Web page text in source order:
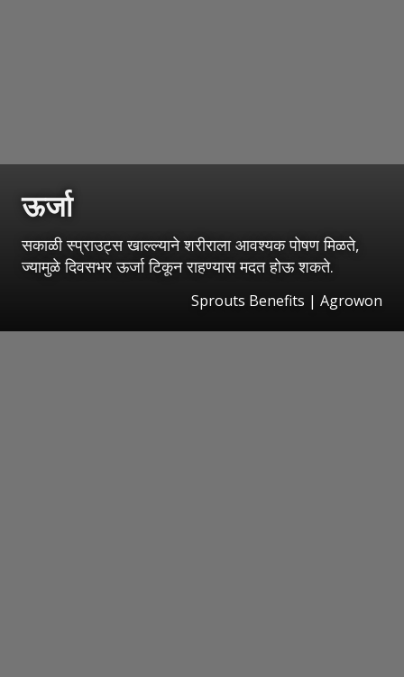
ऊर्जा
सकाळी स्प्राउट्स खाल्ल्याने शरीराला आवश्यक पोषण मिळते,
ज्यामुळे दिवसभर ऊर्जा टिकून राहण्यास मदत होऊ शकते.
Sprouts Benefits | Agrowon